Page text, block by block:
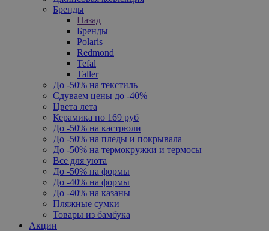
Бренды
Назад
Бренды
Polaris
Redmond
Tefal
Taller
До -50% на текстиль
Сдуваем цены до -40%
Цвета лета
Керамика по 169 руб
До -50% на кастрюли
До -50% на пледы и покрывала
До -50% на термокружки и термосы
Все для уюта
До -50% на формы
До -40% на формы
До -40% на казаны
Пляжные сумки
Товары из бамбука
Акции